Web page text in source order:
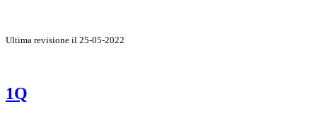
Ultima revisione il 25-05-2022
1Q